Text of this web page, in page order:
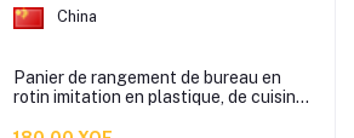
China
Panier de rangement de bureau en
rotin imitation en plastique, de cuisine